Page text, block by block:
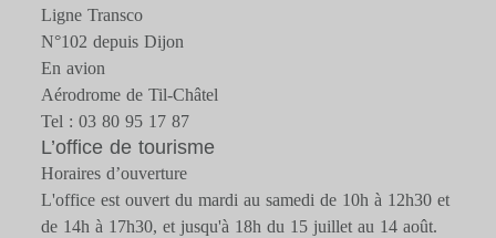
Ligne Transco
N°102 depuis Dijon
En avion
Aérodrome de Til-Châtel
Tel : 03 80 95 17 87
L’office de tourisme
Horaires d’ouverture
L'office est ouvert du mardi au samedi de 10h à 12h30 et
de 14h à 17h30, et jusqu'à 18h du 15 juillet au 14 août.